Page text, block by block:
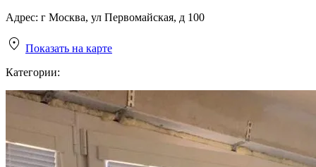
Адрес: г Москва, ул Первомайская, д 100
Показать на карте
Категории: